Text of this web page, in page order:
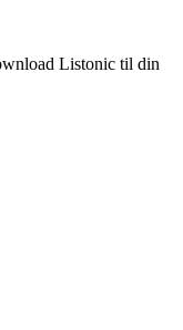
Listonic til din